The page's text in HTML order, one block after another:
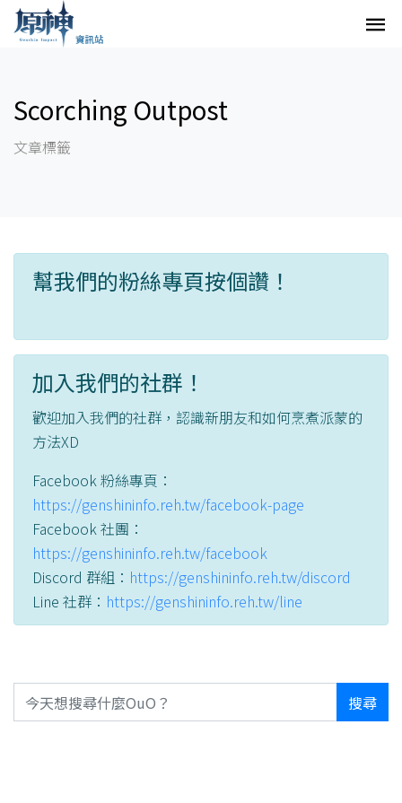
Scorching Outpost
文章標籤
幫我們的粉絲專頁按個讚！
加入我們的社群！
歡迎加入我們的社群，認識新朋友和如何烹煮派蒙的
方法XD
Facebook 粉絲專頁：
https://genshininfo.reh.tw/facebook-page
Facebook 社團：
https://genshininfo.reh.tw/facebook
Discord 群組： https://genshininfo.reh.tw/discord
Line 社群： https://genshininfo.reh.tw/line
搜尋